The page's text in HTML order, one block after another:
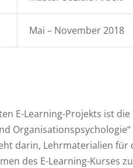
Mai – November 2018
E-Learning-Projekts ist
darin, Lehrmaterialien
des E-Learning-Kurses